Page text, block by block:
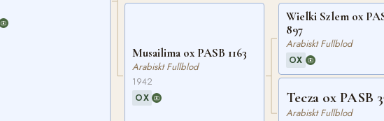
Musailima ox PASB 1163
Arabiskt Fullblod
1942
OX
Wielki Szlem ox
897
Arabiskt Fullblod
OX
Tecza ox PASB
Arabiskt Fullblod